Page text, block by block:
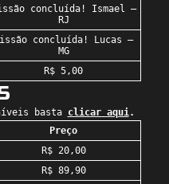
concluída! Ismael –
RJ
concluída! Lucas –
MG
R$ 5,00
basta clicar aqui.
Preço
R$ 20,00
R$ 89,90